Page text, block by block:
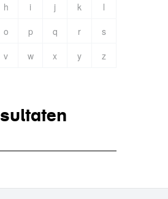
h i j k
l
o p q r
s
v w x y
z